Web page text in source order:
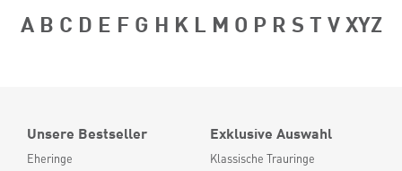
A B C D E F G H K L M O P RSTVXYZ
Unsere Bestseller
Eheringe
Exklusive Auswahl
Klassische Trauringe